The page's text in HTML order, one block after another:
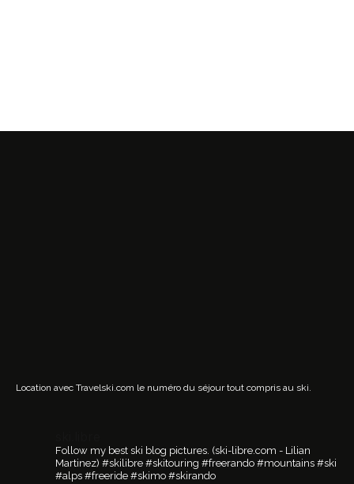
Location avec Travelski.com le numéro du séjour tout compris au ski.
Follow my best ski blog pictures. (ski-libre.com - Lilian
Martinez) #skilibre #skitouring #freerando #mountains #ski
#alps #freeride #skimo #skirando